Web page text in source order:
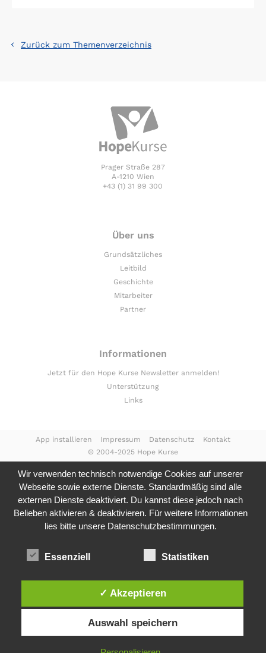
Zurück zum Themenverzeichnis
Prager Straße 287
A-1210 Wien
+43 (1) 31 99 300
Über uns
Grundsätzliches
Leitbild
Geschichte
Mitarbeiter
Partner
Informationen
Jetzt für den Hope Kurse Newsletter anmelden!
Unterstützung
Links
© 2004-2025 Hope Kurse
App installieren Impressum Datenschutz Kontakt
Wir verwenden technisch notwendige Cookies auf unserer
Webseite sowie externe Dienste. Standardmäßig sind alle
externen Dienste deaktiviert. Du kannst diese jedoch nach
Belieben aktivieren & deaktivieren. Für weitere Informationen
lies bitte unsere Datenschutzbestimmungen.
Essenziell Statistiken
✓ Akzeptieren
Auswahl speichern